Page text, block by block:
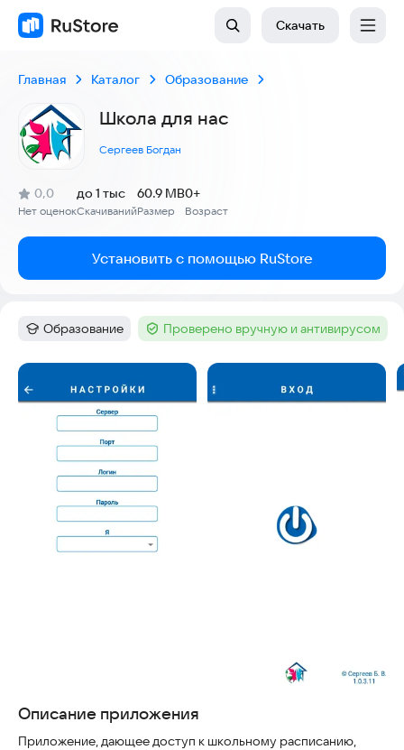
Скачать
Главная Каталог Образование
Школа для нас
Сергеев Богдан
Рейтинг:
0,0
(
Нет оценок
)
Скачиваний
до 1 тыс
Размер
60.9 MB
Возраст
0+
Установить с помощью RuStore
Категория:
Образование Тег :Проверено вручную и антивирусом
Скриншоты
Описание приложения
Приложение, дающее доступ к школьному расписанию,